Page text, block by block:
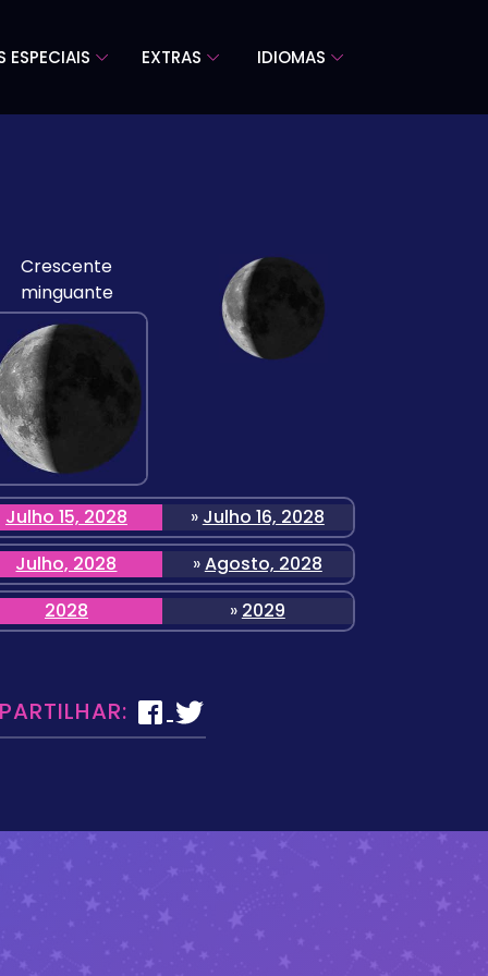
ESPECIAIS EXTRAS IDIOMAS
Crescente
minguante
Julho 15, 2028 » Julho 16, 2028
Julho, 2028
»Agosto, 2028
2028
» 2029